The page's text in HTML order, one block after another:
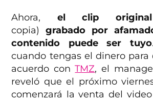
Ahora, el clip original
copia)
grabado por
contenido puede ser tuyo
cuando tengas el dinero para
acuerdo conTMZ, el
reveló que el próximo
comenzará la venta del